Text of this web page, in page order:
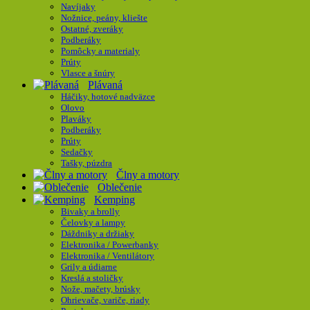
Navíjaky
Nožnice, peány, kliešte
Ostatné, zveráky
Podberáky
Pomôcky a materialy
Prúty
Vlasce a šnúry
Plávaná
Háčiky, hotové nadväzce
Olovo
Plaváky
Podberáky
Prúty
Sedačky
Tašky, púzdra
Člny a motory
Oblečenie
Kemping
Bivaky a brolly
Čelovky a lampy
Dáždniky a držiaky
Elektronika / Powerbanky
Elektronika / Ventilátory
Grily a údiarne
Kreslá a stoličky
Nože, mačety, brúsky
Ohrievače, variče, riady